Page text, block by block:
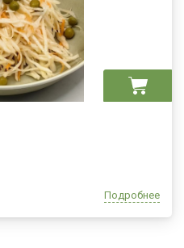
Подробнее